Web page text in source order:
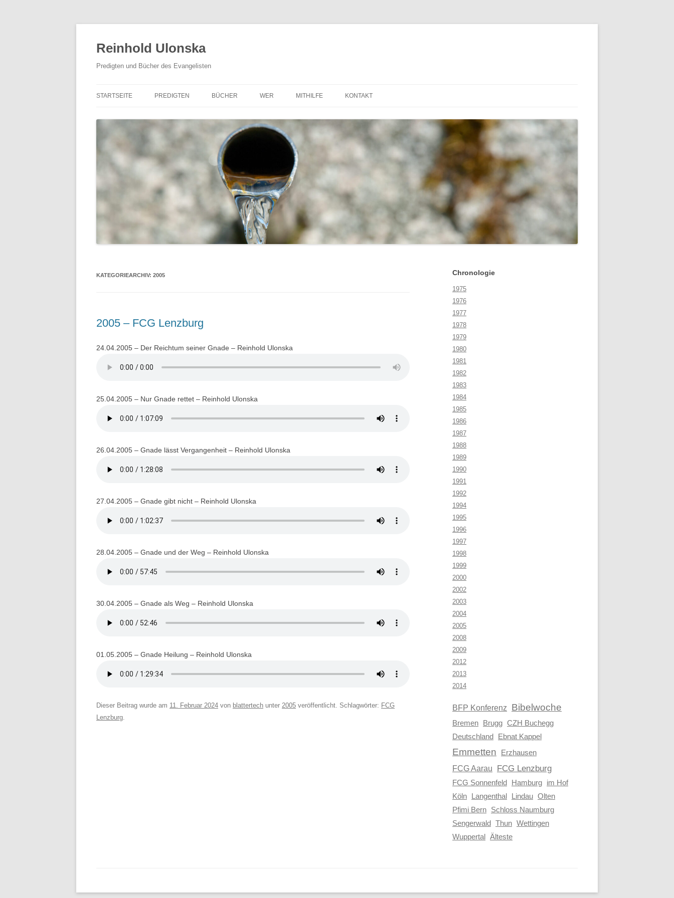
Reinhold Ulonska
Predigten und Bücher des Evangelisten
STARTSEITE PREDIGTEN BÜCHER WER MITHILFE KONTAKT
KATEGORIEARCHIV: 2005
2005 – FCG Lenzburg
24.04.2005 – Der Reichtum seiner Gnade – Reinhold Ulonska
25.04.2005 – Nur Gnade rettet – Reinhold Ulonska
26.04.2005 – Gnade lässt Vergangenheit – Reinhold Ulonska
27.04.2005 – Gnade gibt nicht – Reinhold Ulonska
28.04.2005 – Gnade und der Weg – Reinhold Ulonska
30.04.2005 – Gnade als Weg – Reinhold Ulonska
01.05.2005 – Gnade Heilung – Reinhold Ulonska
Dieser Beitrag wurde am 11. Februar 2024 von blattertech unter 2005 veröffentlicht. Schlagwörter: FCG
Lenzburg.
Chronologie
1975
1976
1977
1978
1979
1980
1981
1982
1983
1984
1985
1986
1987
1988
1989
1990
1991
1992
1994
1995
1996
1997
1998
1999
2000
2002
2003
2004
2005
2008
2009
2012
2013
2014
BFP Konferenz Bibelwoche
Bremen Brugg CZH Buchegg
Deutschland
Ebnat Kappel
Emmetten Erzhausen
FCG Aarau FCG Lenzburg
FCG Sonnenfeld Hamburg
im Hof
Köln
Langenthal Lindau Olten
Pfimi Bern
Schloss Naumburg
Sengerwald
Thun Wettingen
Wuppertal
Älteste